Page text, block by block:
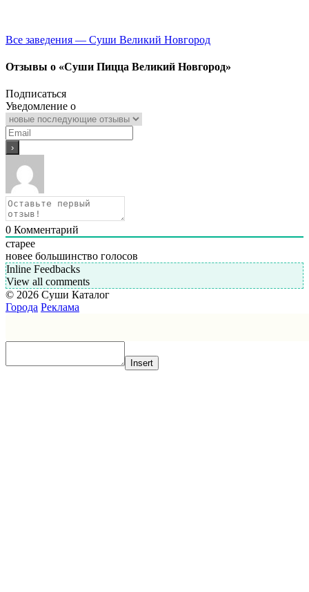
Все заведения — Суши Великий Новгород
Отзывы о «Суши Пицца Великий Новгород»
Подписаться
Уведомление о
0 Комментарий
старее
новее большинство голосов
Inline Feedbacks
View all comments
© 2026 Суши Каталог
Города Реклама
Insert